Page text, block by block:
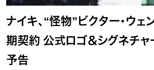
ナイキ、“怪物”ビクター・ウェ
期契約 公式ロゴ＆シグネチャ
予告